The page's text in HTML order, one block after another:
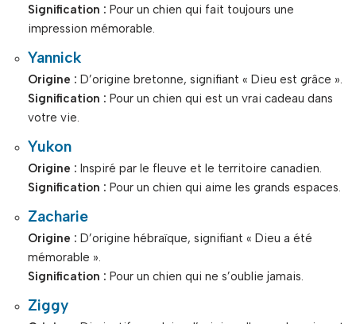
Signification : Pour un chien qui fait toujours une
impression mémorable.
Yannick
Origine : D’origine bretonne, signifiant « Dieu est grâce ».
Signification : Pour un chien qui est un vrai cadeau dans
votre vie.
Yukon
Origine : Inspiré par le fleuve et le territoire canadien.
Signification : Pour un chien qui aime les grands espaces.
Zacharie
Origine : D’origine hébraïque, signifiant « Dieu a été
mémorable ».
Signification : Pour un chien qui ne s’oublie jamais.
Ziggy